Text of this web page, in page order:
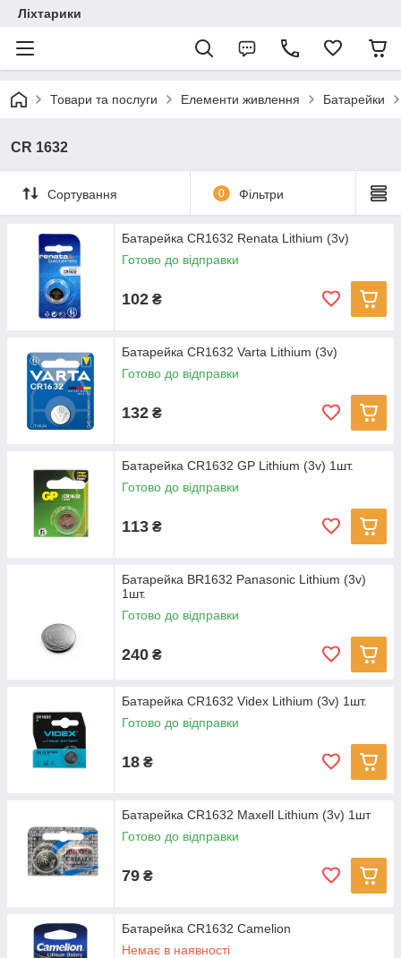
Ліхтарики
Товари та послуги Елементи живлення Батарейки
CR 1632
Сортування 0 Фільтри
Батарейка CR1632 Renata Lithium (3v)
Готово до відправки
102 ₴
Батарейка CR1632 Varta Lithium (3v)
Готово до відправки
132 ₴
Батарейка CR1632 GP Lithium (3v) 1шт.
Готово до відправки
113 ₴
Батарейка BR1632 Panasonic Lithium (3v)
1шт.
Готово до відправки
240 ₴
Батарейка CR1632 Videx Lithium (3v) 1шт.
Готово до відправки
18 ₴
Батарейка CR1632 Maxell Lithium (3v) 1шт
Готово до відправки
79 ₴
Батарейка CR1632 Camelion
Немає в наявності